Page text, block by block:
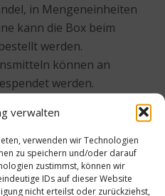
verwalten
verwenden wir Technologien
zu speichern und/oder darauf
zustimmst, können wir
IDs auf dieser Website
nicht erteilst oder zurückziehst,
in Mengeneinheiten
kann die Box beim
werden.
können an
werden.